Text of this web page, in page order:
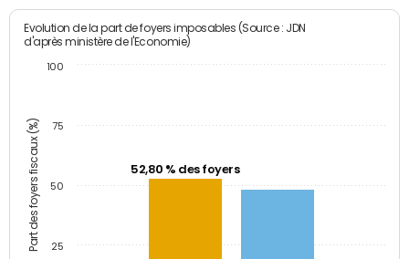
Part des foyers fiscaux (%)
Evolution de la part de foyers imposables (Source : JDN
d'après ministère de l'Economie)
52,80 % des foyers
25
50
75
100